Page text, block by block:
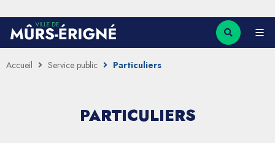
Accueil Service public Particuliers
PARTICULIERS